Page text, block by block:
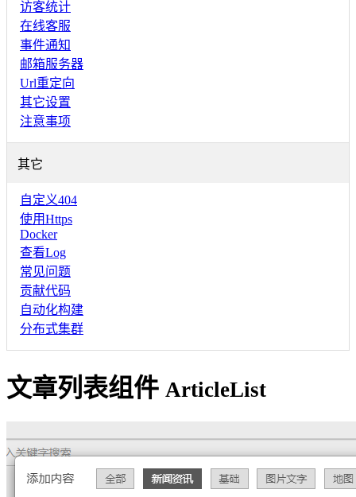
访客统计
在线客服
事件通知
邮箱服务器
Url重定向
其它设置
注意事项
其它
自定义404
使用Https
Docker
查看Log
常见问题
贡献代码
自动化构建
分布式集群
文章列表组件 ArticleList